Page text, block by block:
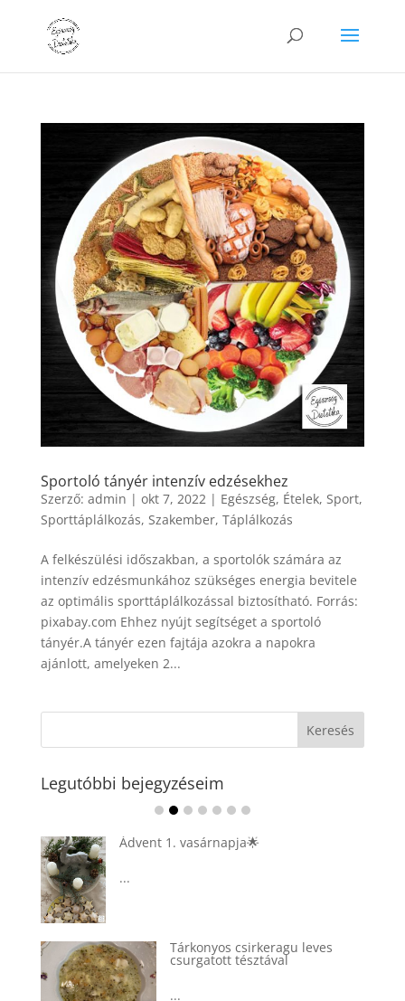
Sportoló tányér intenzív edzésekhez
Szerző: admin | okt 7, 2022| Egészség, Ételek, Sport,
Sporttáplálkozás, Szakember, Táplálkozás
A felkészülési időszakban, a sportolók számára az
intenzív edzésmunkához szükséges energia bevitele
az optimális sporttáplálkozással biztosítható. Forrás:
pixabay.com Ehhez nyújt segítséget a sportoló
tányér.A tányér ezen fajtája azokra a napokra
ajánlott, amelyeken 2...
Legutóbbi bejegyzéseim
Ádvent 1. vasárnapja🌟
...
Tárkonyos csirkeragu leves
csurgatott tésztával
...